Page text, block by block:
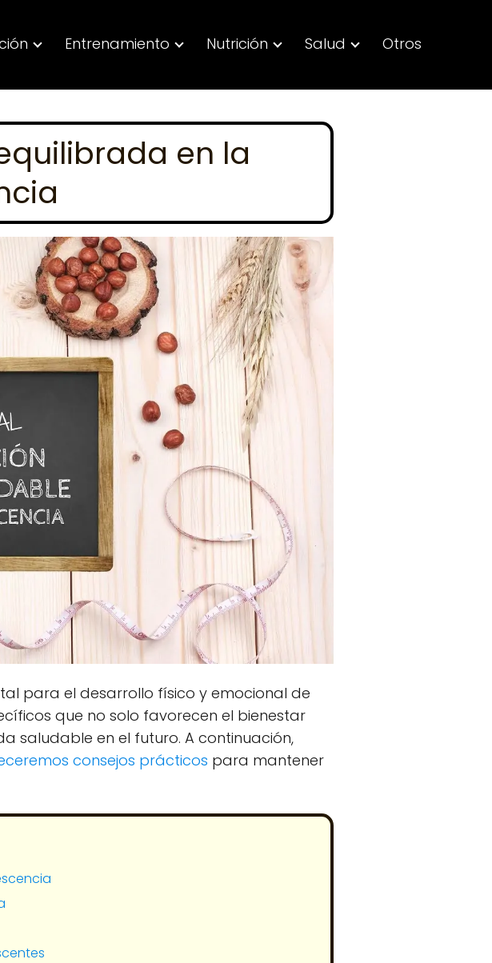
Entrenamiento Nutrición Salud Otros
en la
para el desarrollo físico y emocional de
que no solo favorecen el bienestar
saludable en el futuro. A continuación,
consejos prácticos para mantener